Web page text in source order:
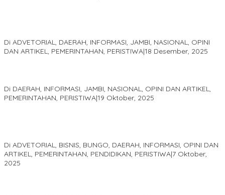
Di ADVETORIAL, DAERAH, INFORMASI, JAMBI, NASIONAL, OPINI
DAN ARTIKEL, PEMERINTAHAN, PERISTIWA|18 Desember, 2025
Di DAERAH, INFORMASI, JAMBI, NASIONAL, OPINI DAN ARTIKEL,
PEMERINTAHAN, PERISTIWA|19 Oktober, 2025
Di ADVETORIAL, BISNIS, BUNGO, DAERAH, INFORMASI, OPINI DAN
ARTIKEL, PEMERINTAHAN, PENDIDIKAN, PERISTIWA|7 Oktober,
2025